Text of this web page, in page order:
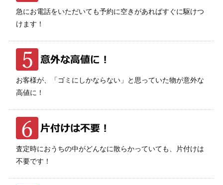
急にお電話をいただいても予約に空きがあればすぐに駆けつ
けます！
お客様が、「ゴミにしかならない」と思っていた物が意外な
高値に！
査定時におうちの中がどんなに散らかっていても、片付けは
不要です！